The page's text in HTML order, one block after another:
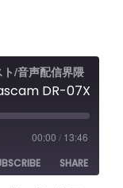
/音声配信界隈
00:00 / 13:46
SHARE